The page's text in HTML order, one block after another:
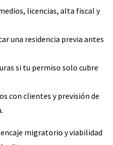
licencias, alta fiscal y
una residencia previa antes
si tu permiso solo cubre
con clientes y previsión de
migratorio y viabilidad